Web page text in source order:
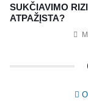
SUKČIAVIMO
ATPAŽĮSTA?